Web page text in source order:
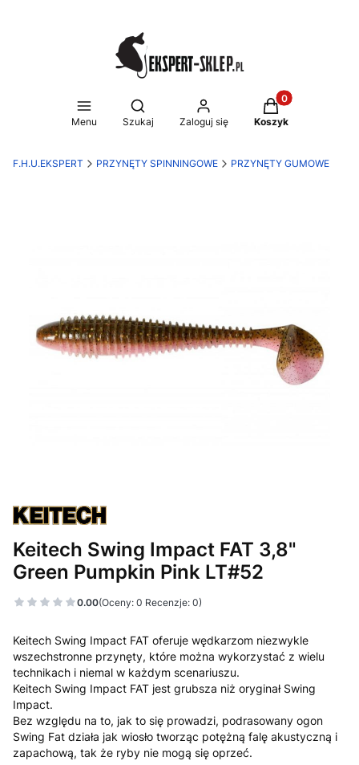
Menu
Otwórz wyszukiwarkę
Szukaj Zaloguj się
Produkty w
Koszyk
F.H.U.EKSPERT PRZYNĘTY SPINNINGOWE PRZYNĘTY GUMOWE
Keitech Swing Impact FAT 3,8"
Green Pumpkin Pink LT#52
0.00(Oceny: 0 Recenzje: 0)
Keitech Swing Impact FAT oferuje wędkarzom niezwykle
wszechstronne przynęty, które można wykorzystać z wielu
technikach i niemal w każdym scenariuszu.
Keitech Swing Impact FAT jest grubsza niż oryginał Swing
Impact.
Bez względu na to, jak to się prowadzi, podrasowany ogon
Swing Fat działa jak wiosło tworząc potężną falę akustyczną i
zapachową, tak że ryby nie mogą się oprzeć.